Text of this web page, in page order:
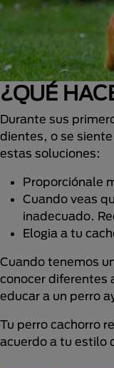
¿QUÉ
Durante sus
dientes, o se
estas soluciones:
Proporciónale
Cuando veas
inadecuado.
Elogia a tu
Cuando tenemos
conocer diferentes
educar a un perro
Tu perro cachorro
acuerdo a tu estilo